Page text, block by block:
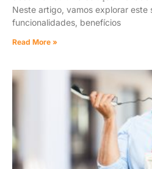
Neste artigo, vamos explorar este
funcionalidades, benefícios
Read More »